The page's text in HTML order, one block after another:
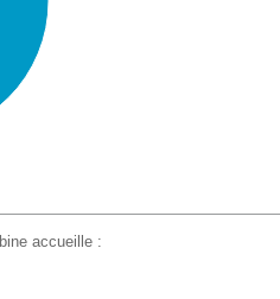
accueille :